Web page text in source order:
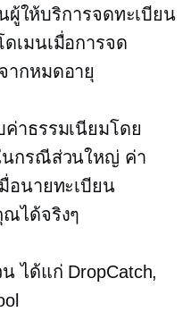
ผู้ให้บริการจดทะเบียน
เมนเมื่อการจด
ากหมดอายุ
าธรรมเนียมโดย
นกรณีส่วนใหญ่ ค่า
อนายทะเบียน
ณได้จริงๆ
ได้แก่ DropCatch,